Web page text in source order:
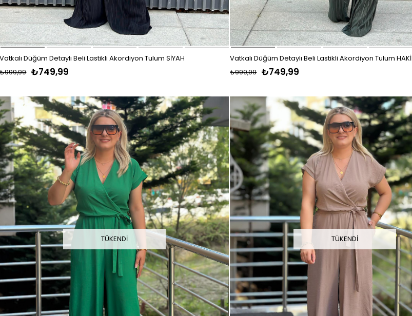
Vatkalı Düğüm Detaylı Beli Lastikli Akordiyon Tulum SİYAH
₺749,99
₺999,99
Vatkalı Düğüm Detaylı Beli Lastikli Akordiyon Tulum HAKİ
₺749,99
₺999,99
TÜKENDI TÜKENDI